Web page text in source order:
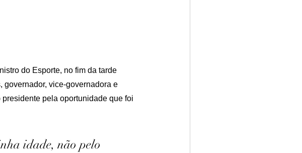
do Esporte, no fim da tarde
governador, vice-governadora e
pela oportunidade que foi
idade, não pelo